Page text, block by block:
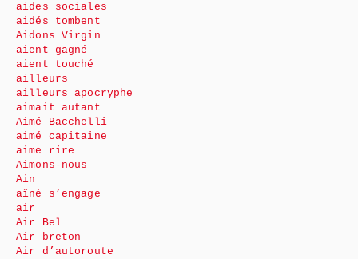
aides sociales
aidés tombent
Aidons Virgin
aient gagné
aient touché
ailleurs
ailleurs apocryphe
aimait autant
Aimé Bacchelli
aimé capitaine
aime rire
Aimons-nous
Ain
aîné s’engage
air
Air Bel
Air breton
Air d’autoroute